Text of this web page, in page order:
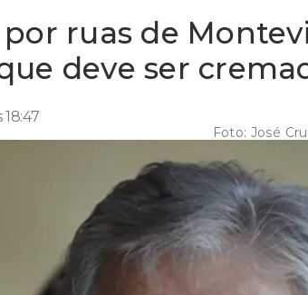
ruas de
deve ser
18:47
Foto: José